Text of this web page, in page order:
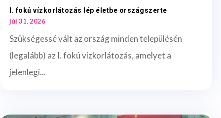
I. fokú vízkorlátozás lép életbe országszerte
júl 31, 2026
Szükségessé vált az ország minden településén
(legalább) az I. fokú vízkorlátozás, amelyet a
jelenlegi...